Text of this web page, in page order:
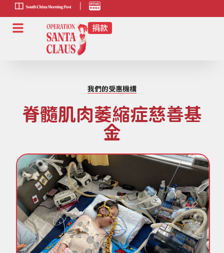
HK-
radio-
link
我們的受惠機構
脊髓肌肉萎縮症慈善基
金